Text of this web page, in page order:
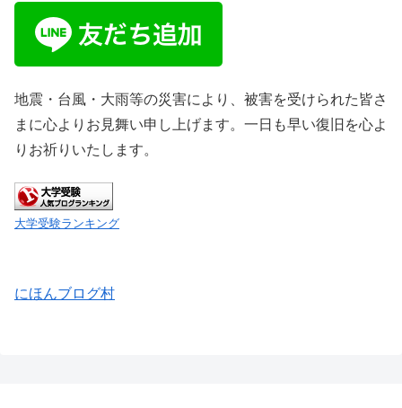
地震・台風・大雨等の災害により、被害を受けられた皆さ
まに心よりお見舞い申し上げます。一日も早い復旧を心よ
りお祈りいたします。
大学受験ランキング
にほんブログ村